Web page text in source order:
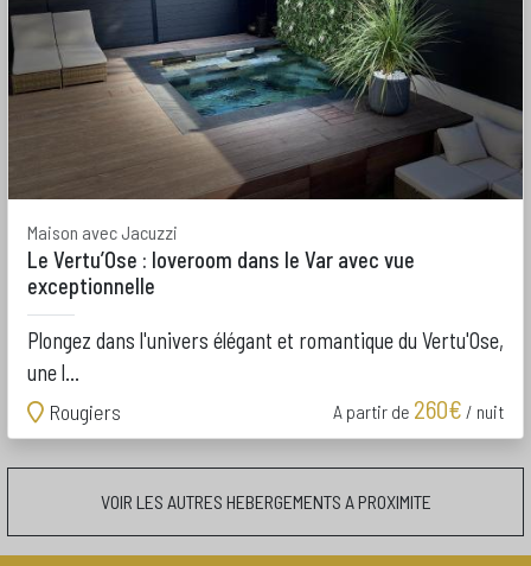
Maison avec Jacuzzi
Le Vertu’Ose : loveroom dans le Var avec vue
exceptionnelle
Plongez dans l'univers élégant et romantique du Vertu'Ose,
une l...
Rougiers
A partir de 260€ / nuit
VOIR LES AUTRES HEBERGEMENTS A PROXIMITE